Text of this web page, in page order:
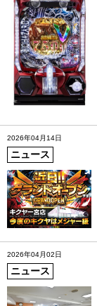
2026年04月14日
ニュース
2026年04月02日
ニュース